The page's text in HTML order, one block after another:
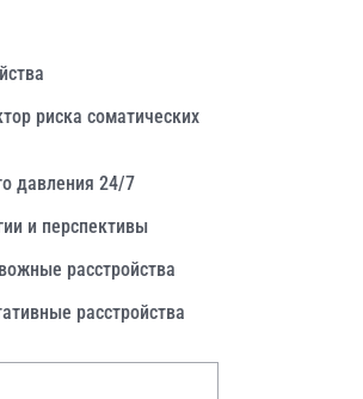
риска соматических
давления 24/7
и перспективы
расстройства
расстройства